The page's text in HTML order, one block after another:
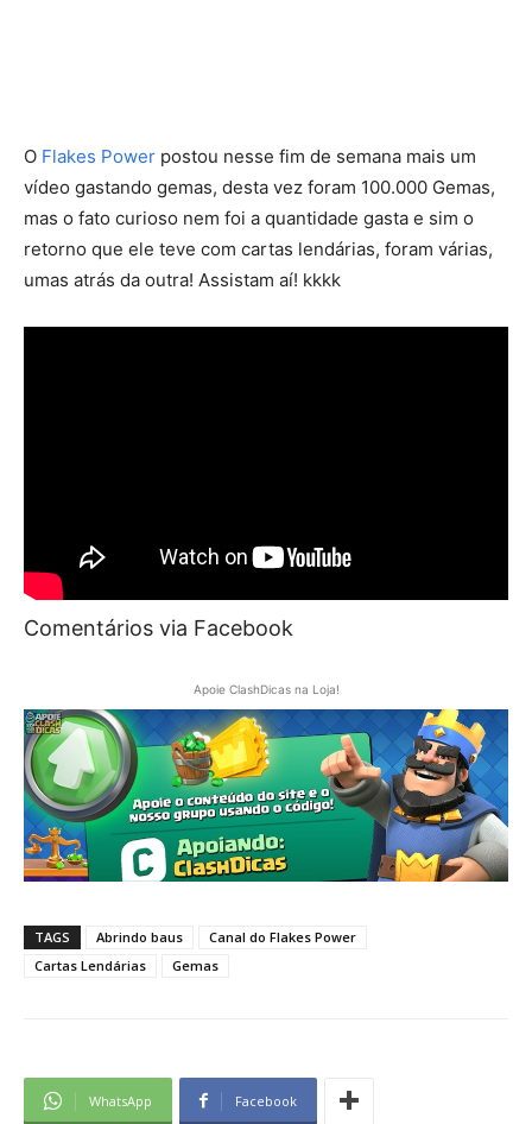
O Flakes Power postou nesse fim de semana mais um
vídeo gastando gemas, desta vez foram 100.000 Gemas,
mas o fato curioso nem foi a quantidade gasta e sim o
retorno que ele teve com cartas lendárias, foram várias,
umas atrás da outra! Assistam aí! kkkk
Comentários via Facebook
Apoie ClashDicas na Loja!
TAGS Abrindo baus
Canal do Flakes Power
Cartas Lendárias
Gemas
WhatsApp Facebook